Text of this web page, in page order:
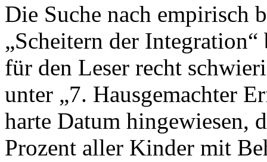
Die Suche nach empirisch
„Scheitern der
für den Leser recht
unter „7. Hausgemachter
harte Datum hingewiesen,
Prozent aller Kinder mit